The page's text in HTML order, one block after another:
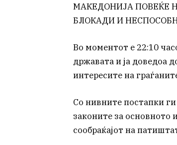
МАКЕДОНИЈА ПОВЕЌЕ
БЛОКАДИ И
Во моментот е 22:10
државата и ја доведоа
интересите на
Со нивните постапки
законите за основното
сообраќајот на